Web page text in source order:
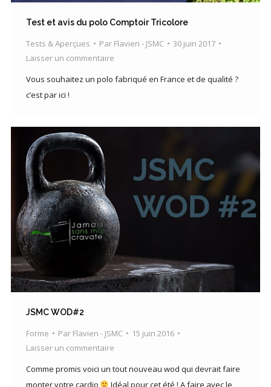
Test et avis du polo Comptoir Tricolore
Tests & Aperçues Par Flavien - JSMC
30 juin 2017
Laisser un commentaire
Vous souhaitez un polo fabriqué en France et de qualité ?
c’est par ici !
JSMC WOD#2
Forme Par Flavien - JSMC
15 juin 2016
Laisser un commentaire
Comme promis voici un tout nouveau wod qui devrait faire
monter votre cardio
Idéal pour cet été ! A faire avec le